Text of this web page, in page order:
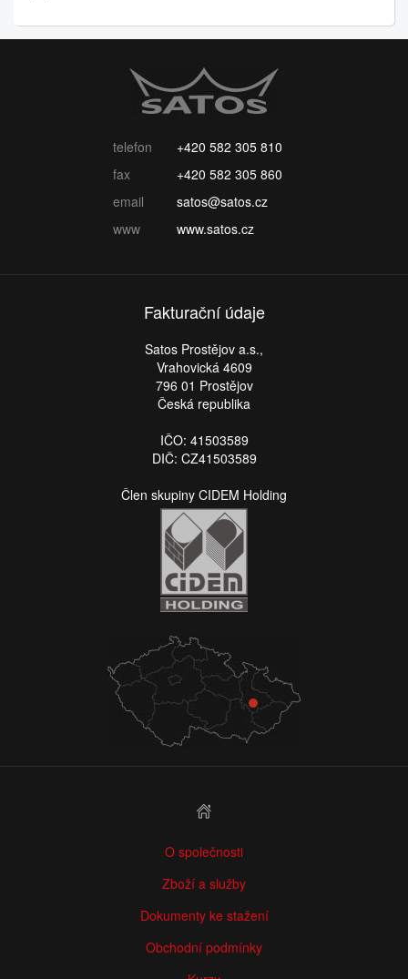
telefon
+420 582 305 810
fax
+420 582 305 860
email
satos@satos.cz
www
www.satos.cz
Fakturační údaje
Satos Prostějov a.s.,
Vrahovická 4609
796 01 Prostějov
Česká republika
IČO: 41503589
DIČ: CZ41503589
Člen skupiny CIDEM Holding
O společnosti
Zboží a služby
Dokumenty ke stažení
Obchodní podmínky